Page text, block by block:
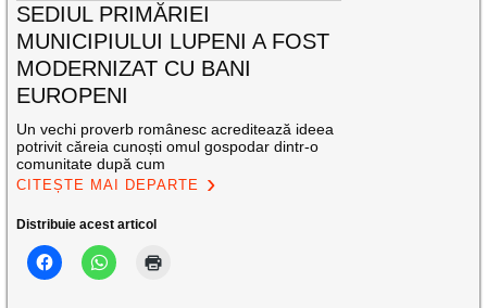
SEDIUL PRIMĂRIEI
MUNICIPIULUI LUPENI A FOST
MODERNIZAT CU BANI
EUROPENI
Un vechi proverb românesc acreditează ideea
potrivit căreia cunoști omul gospodar dintr-o
comunitate după cum
CITEȘTE MAI DEPARTE
Distribuie acest articol